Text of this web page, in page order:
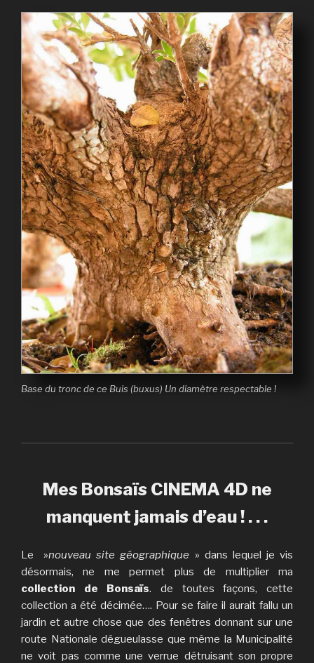
Base du tronc de ce Buis (buxus) Un diamètre respectable !
Mes Bonsaïs CINEMA 4D ne
manquent jamais d’eau ! . . .
Le »nouveau site géographique » dans lequel je vis
désormais, ne me permet plus de multiplier ma
collection de Bonsaïs. de toutes façons, cette
collection a été décimée…. Pour se faire il aurait fallu un
jardin et autre chose que des fenêtres donnant sur une
route Nationale dégueulasse que même la Municipalité
ne voit pas comme une verrue détruisant son propre